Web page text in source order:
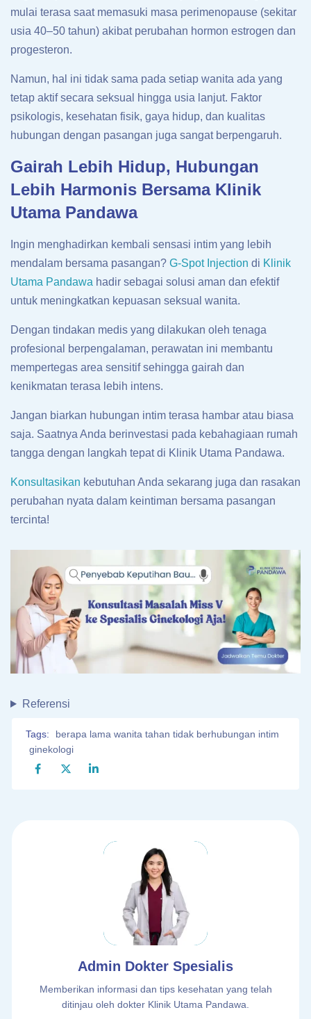
mulai terasa saat memasuki masa perimenopause (sekitar
usia 40–50 tahun) akibat perubahan hormon estrogen dan
progesteron.
Namun, hal ini tidak sama pada setiap wanita ada yang
tetap aktif secara seksual hingga usia lanjut. Faktor
psikologis, kesehatan fisik, gaya hidup, dan kualitas
hubungan dengan pasangan juga sangat berpengaruh.
Gairah Lebih Hidup, Hubungan
Lebih Harmonis Bersama Klinik
Utama Pandawa
Ingin menghadirkan kembali sensasi intim yang lebih
mendalam bersama pasangan? G-Spot Injection di Klinik
Utama Pandawa hadir sebagai solusi aman dan efektif
untuk meningkatkan kepuasan seksual wanita.
Dengan tindakan medis yang dilakukan oleh tenaga
profesional berpengalaman, perawatan ini membantu
mempertegas area sensitif sehingga gairah dan
kenikmatan terasa lebih intens.
Jangan biarkan hubungan intim terasa hambar atau biasa
saja. Saatnya Anda berinvestasi pada kebahagiaan rumah
tangga dengan langkah tepat di Klinik Utama Pandawa.
Konsultasikan kebutuhan Anda sekarang juga dan rasakan
perubahan nyata dalam keintiman bersama pasangan
tercinta!
Referensi
Tags:
berapa lama wanita tahan tidak berhubungan intim
ginekologi
Admin Dokter Spesialis
Memberikan informasi dan tips kesehatan yang telah
ditinjau oleh dokter Klinik Utama Pandawa.